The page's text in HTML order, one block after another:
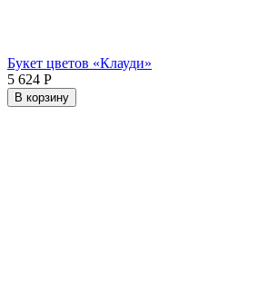
Букет цветов «Клауди»
5 624 Р
В корзину